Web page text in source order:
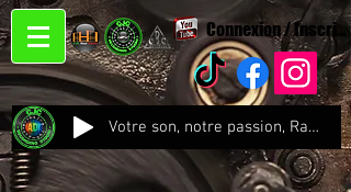
Connexion /
Votre son, notre passion, Radio CJC Recording Studio , là où chaque note prend vie !